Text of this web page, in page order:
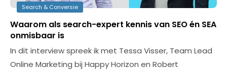
Search & Conversie
Waarom als search-expert kennis van SEO én SEA
onmisbaar is
In dit interview spreek ik met Tessa Visser, Team Lead
Online Marketing bij Happy Horizon en Robert